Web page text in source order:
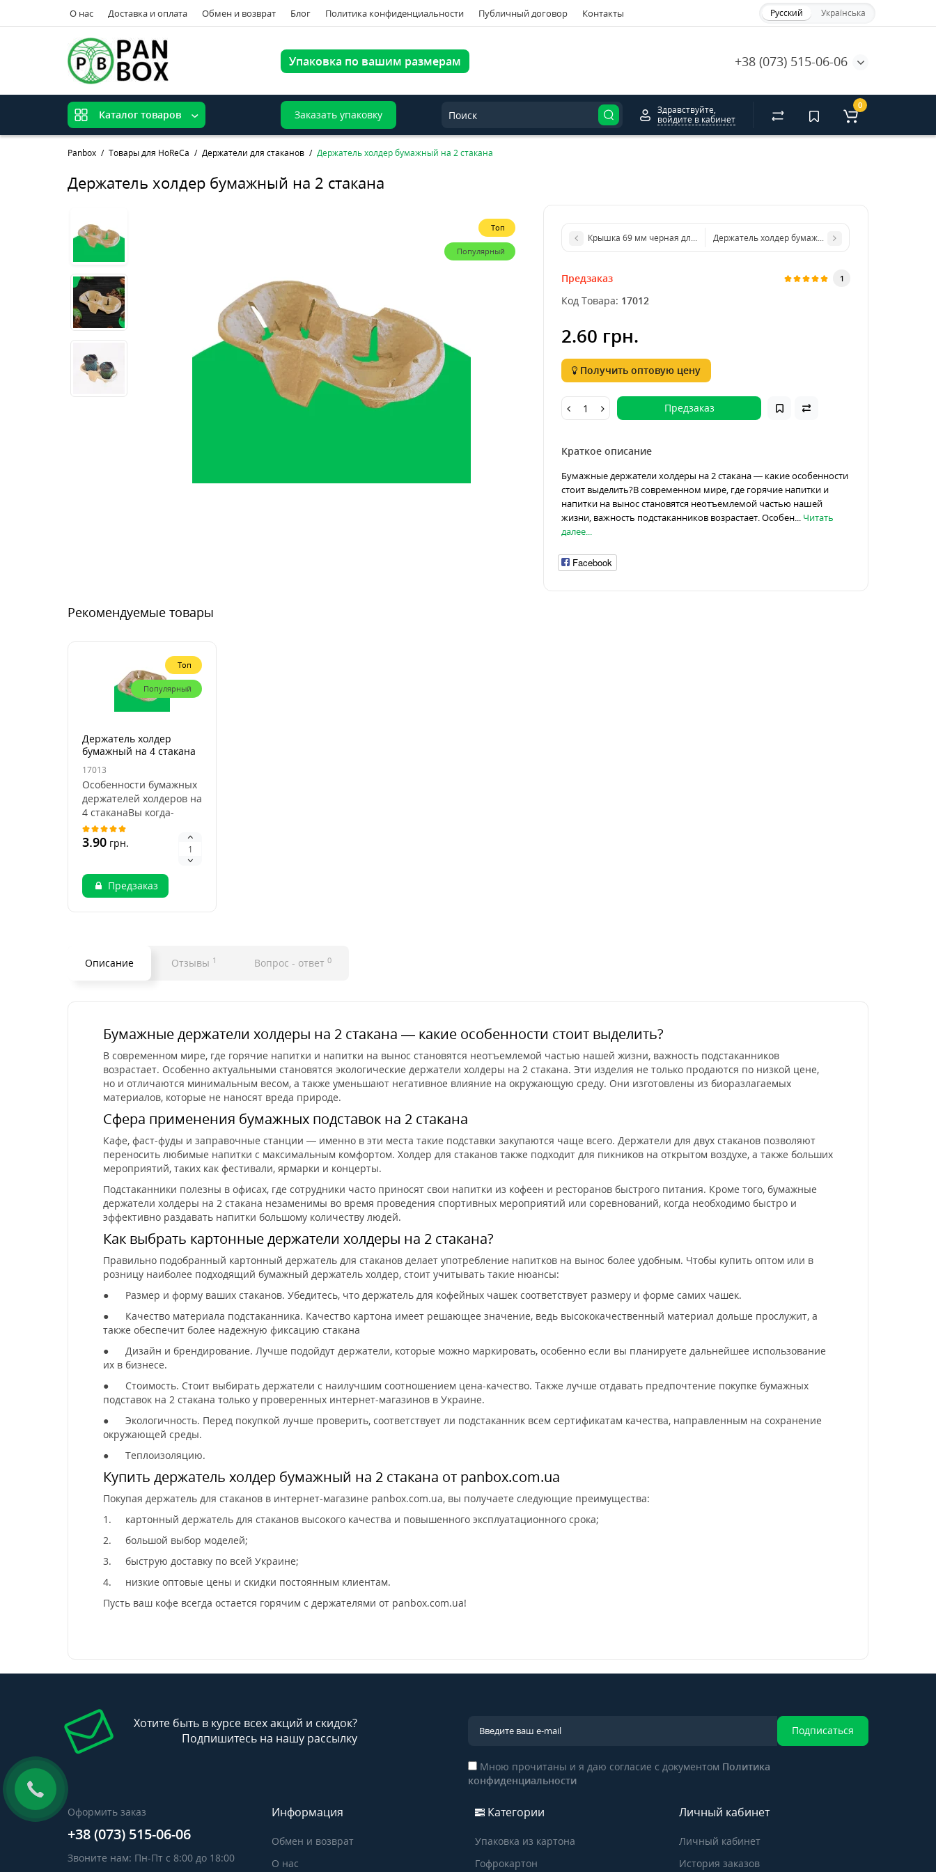
О нас Доставка и оплата Обмен и возврат Блог Политика конфиденциальности Публичный договор Контакты Русский Українська
+38 (073) 515-06-06
Упаковка по вашим размерам
Каталог товаров Заказать упаковку
Здравствуйте,
войдите в кабинет
0
Panbox Товары для HoReCa Держатели для стаканов Держатель холдер бумажный на 2 стакана
Держатель холдер бумажный на 2 стакана
Топ
Популярный
Крышка 69 мм черная для стакана 185 мл. HRCДержатель холдер бумажный на 4 стакана
Предзаказ 1
Код Товара: 17012
2.60 грн.
Получить оптовую цену
Предзаказ
Краткое описание
Бумажные держатели холдеры на 2 стакана — какие особенности
стоит выделить?В современном мире, где горячие напитки и
напитки на вынос становятся неотъемлемой частью нашей
жизни, важность подстаканников возрастает. Особен... Читать
далее...
Facebook
Рекомендуемые товары
Топ
Популярный
Держатель холдер
бумажный на 4 стакана
17013
Особенности бумажных
держателей холдеров на
4 стаканаВы когда-
нибудь задумывались,
почему люди все ч..
3.90 грн.
Предзаказ
Описание Отзывы 1 Вопрос - ответ 0
Бумажные держатели холдеры на 2 стакана — какие особенности стоит выделить?
В современном мире, где горячие напитки и напитки на вынос становятся неотъемлемой частью нашей жизни, важность подстаканников
возрастает. Особенно актуальными становятся экологические держатели холдеры на 2 стакана. Эти изделия не только продаются по низкой цене,
но и отличаются минимальным весом, а также уменьшают негативное влияние на окружающую среду. Они изготовлены из биоразлагаемых
материалов, которые не наносят вреда природе.
Сфера применения бумажных подставок на 2 стакана
Кафе, фаст-фуды и заправочные станции — именно в эти места такие подставки закупаются чаще всего. Держатели для двух стаканов позволяют
переносить любимые напитки с максимальным комфортом. Холдер для стаканов также подходит для пикников на открытом воздухе, а также больших
мероприятий, таких как фестивали, ярмарки и концерты.
Подстаканники полезны в офисах, где сотрудники часто приносят свои напитки из кофеен и ресторанов быстрого питания. Кроме того, бумажные
держатели холдеры на 2 стакана незаменимы во время проведения спортивных мероприятий или соревнований, когда необходимо быстро и
эффективно раздавать напитки большому количеству людей.
Как выбрать картонные держатели холдеры на 2 стакана?
Правильно подобранный картонный держатель для стаканов делает употребление напитков на вынос более удобным. Чтобы купить оптом или в
розницу наиболее подходящий бумажный держатель холдер, стоит учитывать такие нюансы:
●
Размер и форму ваших cтаканов. Убедитесь, что держатель для кофейных чашек соответствует размеру и форме самих чашек.
●
Качество материала подстаканника. Качество картона имеет решающее значение, ведь высококачественный материал дольше прослужит, а
также обеспечит более надежную фиксацию стакана
●
Дизайн и брендирование. Лучше подойдут держатели, которые можно маркировать, особенно если вы планируете дальнейшее использование
их в бизнесе.
●
Стоимость. Стоит выбирать держатели с наилучшим соотношением цена-качество. Также лучше отдавать предпочтение покупке бумажных
подставок на 2 стакана только у проверенных интернет-магазинов в Украине.
●
Экологичность. Перед покупкой лучше проверить, соответствует ли подстаканник всем сертификатам качества, направленным на сохранение
окружающей среды.
●
Теплоизоляцию.
Купить держатель холдер бумажный на 2 стакана от panbox.com.ua
Покупая держатель для стаканов в интернет-магазине panbox.com.ua, вы получаете следующие преимущества:
1.
картонный держатель для стаканов высокого качества и повышенного эксплуатационного срока;
2.
большой выбор моделей;
3.
быструю доставку по всей Украине;
4.
низкие оптовые цены и скидки постоянным клиентам.
Пусть ваш кофе всегда остается горячим с держателями от panbox.com.ua!
Хотите быть в курсе всех акций и скидок?
Подпишитесь на нашу рассылку
Подписаться
Мною прочитаны и я даю согласие с документом Политика
конфиденциальности
Оформить заказ
+38 (073) 515-06-06
Звоните нам: Пн-Пт с 8:00 до 18:00
Информация
Обмен и возврат
О нас
Категории
Упаковка из картона
Гофрокартон
Личный кабинет
Личный кабинет
История заказов